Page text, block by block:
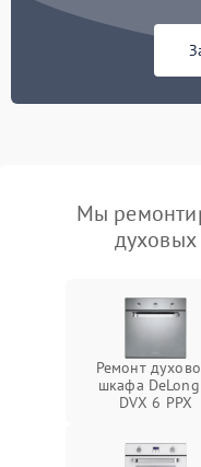
Мы
Ремонт
шкафа
DVX 6 PPX